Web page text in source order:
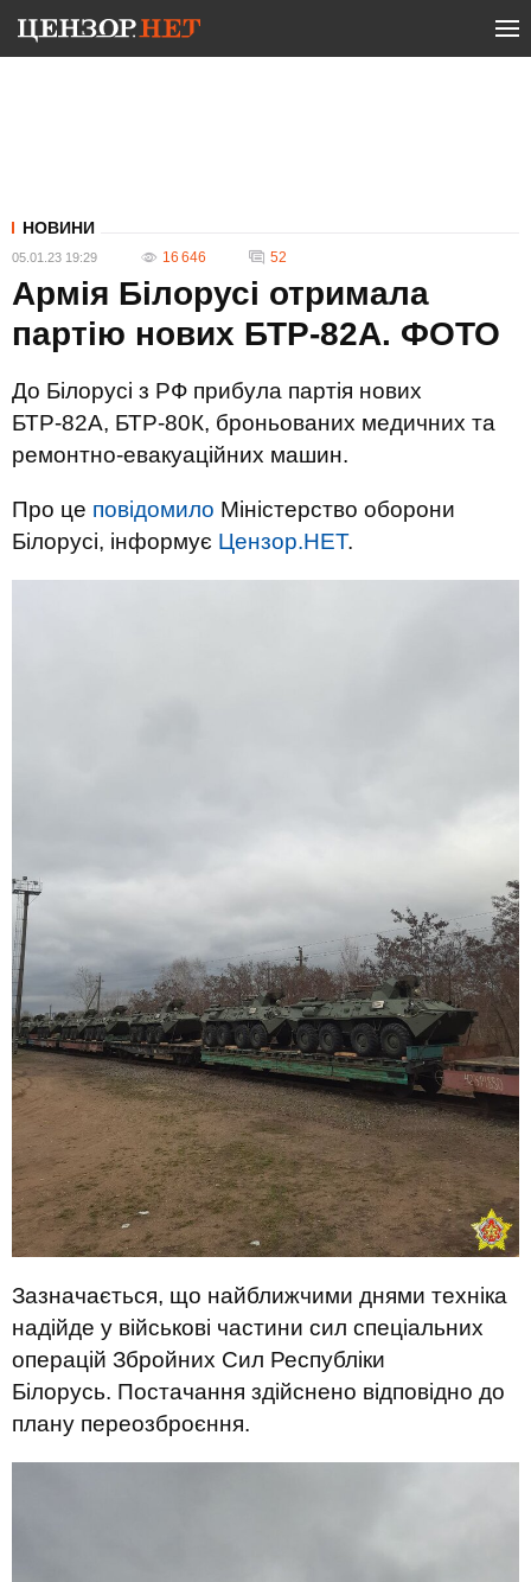
НОВИНИ
05.01.23 19:29 16 646 52
Армія Білорусі отримала
партію нових БТР-82A. ФОТО
До Білорусі з РФ прибула партія нових
БТР-82A, БТР-80К, броньованих медичних та
ремонтно-евакуаційних машин.
Про це повідомило Міністерство оборони
Білорусі, інформує Цензор.НЕТ.
Зазначається, що найближчими днями техніка
надійде у військові частини сил спеціальних
операцій Збройних Сил Республіки
Білорусь. Постачання здійснено відповідно до
плану переозброєння.